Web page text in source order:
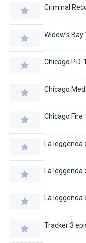
Criminal
Widow’s
Chicago P.D.
Chicago
Chicago Fire
La leggenda
La leggenda
La leggenda
Tracker 3